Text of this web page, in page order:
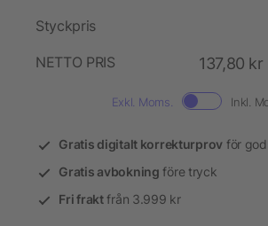
Styckpris
NETTO PRIS
137,80 kr
Exkl. Moms. Inkl.
Gratis digitalt korrekturprov för
Gratis avbokning före tryck
Fri fraktfrån 3.999 kr